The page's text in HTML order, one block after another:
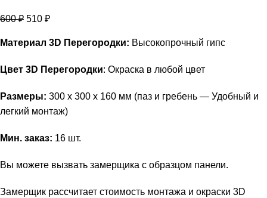
600₽ 510 ₽
Материал 3D Перегородки: Высокопрочный гипс
Цвет 3D Перегородки: Окраска в любой цвет
Размеры: 300 х 300 х 160 мм (паз и гребень — Удобный и
легкий монтаж)
Мин. заказ: 16 шт.
Вы можете вызвать замерщика с образцом панели.
Замерщик рассчитает стоимость монтажа и окраски 3D